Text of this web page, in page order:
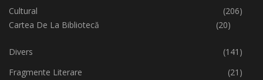
Cultural
(206)
Cartea De La Bibliotecă
(20)
Divers
(141)
Fragmente Literare
(21)